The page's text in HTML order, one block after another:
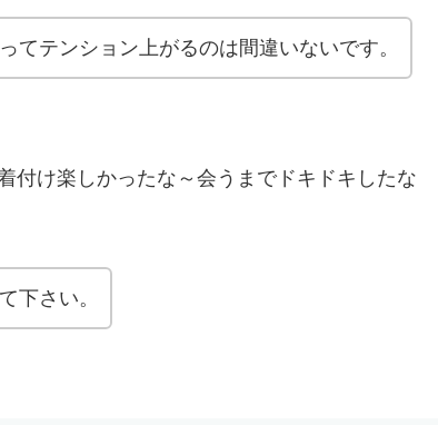
てテンション上がるのは間違いないです。
付け楽しかったな～会うまでドキドキしたな
下さい。